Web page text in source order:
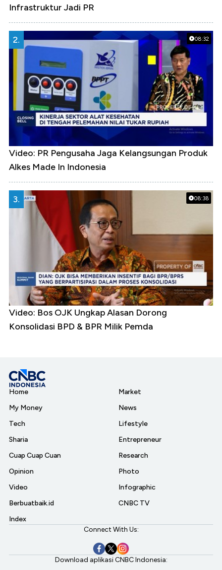
Infrastruktur Jadi PR
08:32
2.
Video: PR Pengusaha Jaga Kelangsungan Produk
Alkes Made In Indonesia
08:38
3.
Video: Bos OJK Ungkap Alasan Dorong
Konsolidasi BPD & BPR Milik Pemda
Home
My Money
Tech
Sharia
Cuap Cuap Cuan
Opinion
Video
Berbuatbaik.id
Index
Market
News
Lifestyle
Entrepreneur
Research
Photo
Infographic
CNBC TV
Connect With Us:
Download aplikasi CNBC Indonesia: